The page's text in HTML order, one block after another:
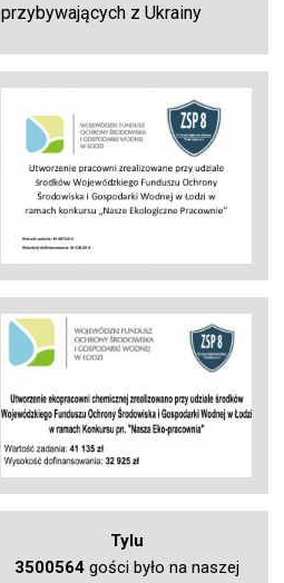
przybywających z Ukrainy
Tylu
3500564gości było na naszej